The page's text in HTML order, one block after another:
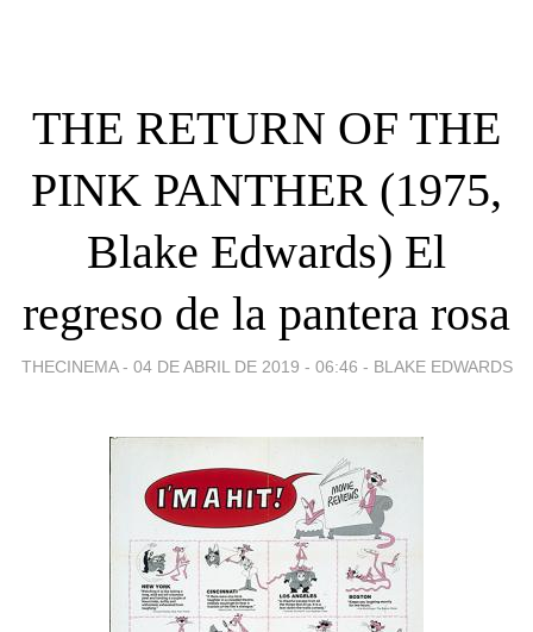
THE RETURN OF THE
PINK PANTHER (1975,
Blake Edwards) El
regreso de la pantera rosa
THECINEMA - 04 DE ABRIL DE 2019 - 06:46 - BLAKE EDWARDS